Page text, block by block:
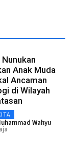
Nunukan
Anak Muda
Ancaman
di Wilayah
Wahyu